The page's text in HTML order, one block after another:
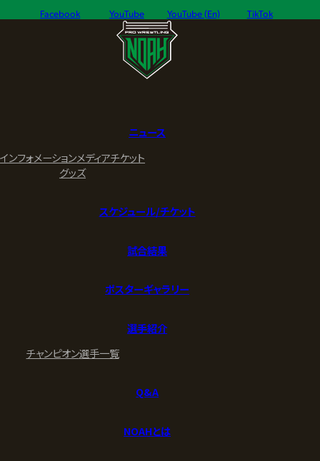
Facebook YouTube YouTube (En) TikTok
ニュース
インフォメーションメディアチケット
グッズ
スケジュール/チケット
試合結果
ポスターギャラリー
選手紹介
チャンピオン選手一覧
Q&A
NOAHとは